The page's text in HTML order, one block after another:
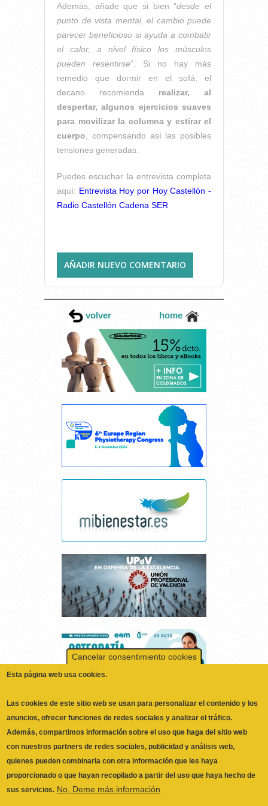
Además, añade que si bien “desde el
punto de vista mental, el cambio puede
parecer beneficioso si ayuda a combatir
el calor, a nivel físico los músculos
pueden resentirse”. Si no hay más
remedio que dormir en el sofá, el
decano recomienda realizar, al
despertar, algunos ejercicios suaves
para movilizar la columna y estirar el
cuerpo , compensando así las posibles
tensiones generadas.
Puedes escuchar la entrevista completa
aquí: Entrevista Hoy por Hoy Castellón -
Radio Castellón Cadena SER
AÑADIR NUEVO COMENTARIO
volver home
ILUSTRE COLEGIO OFICIAL DE
FISIOTERAPEUTAS DE LA COMUNIDAD
Esta página web usa cookies.
Las cookies de este sitio web se usan para personalizar el contenido y los
Además, compartimos información sobre el uso que haga del sitio web
con nuestros partners de redes sociales, publicidad y análisis web,
quienes pueden combinarla con otra información que les haya
proporcionado o que hayan recopilado a partir del uso que haya hecho de
sus servicios. No, Deme más información
Necesarias
Las cookies necesarias ayudan a hacer una página web utilizable